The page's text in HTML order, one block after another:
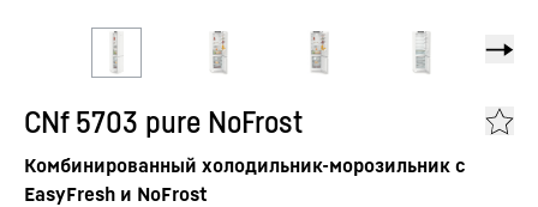
CNf 5703 pure NoFrost
Комбинированный холодильник-морозильник с
EasyFresh и NoFrost